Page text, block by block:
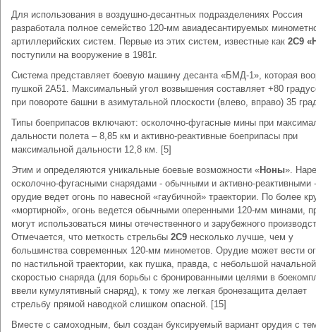
Для использования в воздушно-десантных подразделениях Россия
разработала полное семейство 120-мм авиадесантируемых
артиллерийских систем. Первые из этих систем, известные как 2С9
поступили на вооружение в 1981г.
Система представляет боевую машину десанта «БМД-1», которая
пушкой 2А51. Максимальный угол возвышения составляет +80
при повороте башни в азимутальной плоскости (влево, вправо) 35
Типы боеприпасов включают: осколочно-фугасные мины при
дальности полета – 8,85 км и активно-реактивные боеприпасы при
максимальной дальности 12,8 км. [5]
Этим и определяются уникальные боевые возможности «Ноны».
осколочно-фугасными снарядами - обычными и активно-реактивными -
орудие ведет огонь по навесной «гаубичной» траектории. По более
«мортирной», огонь ведется обычными оперенными 120-мм минами,
могут использоваться мины отечественного и зарубежного
Отмечается, что меткость стрельбы 2С9 несколько лучше, чем у
большинства современных 120-мм минометов. Орудие может вести
по настильной траектории, как пушка, правда, с небольшой начальной
скоростью снаряда (для борьбы с бронированными целями в
ввели кумулятивный снаряд), к тому же легкая бронезащита делает
стрельбу прямой наводкой слишком опасной. [15]
Вместе с самоходным, был создан буксируемый вариант орудия с